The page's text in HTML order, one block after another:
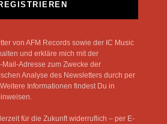
von AFM Records sowie der IC Music
und erkläre mich mit der
Adresse zum Zwecke der
Analyse des Newsletters durch per
Informationen findest Du in
für die Zukunft widerruflich – per E-